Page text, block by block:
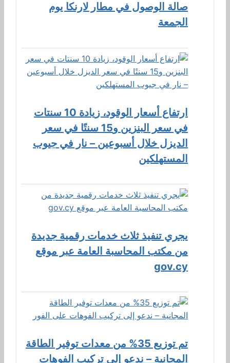
صالة الوصول في مطار لارنكا يوم
الجمعة
ارتفاع أسعار الوقود، زيادة 10 سنتات
في سعر البنزين و15 سنتًا في سعر
الديزل خلال أسبوعين – نار في جيوب
المستهلكين
يجري تنفيذ ثلاث خدمات رقمية جديدة
من مكتب المحاسبة العامة عبر موقع
gov.cy
تم توزيع 35% من معدات توفير الطاقة
المجانية – ندعو إلى تركيب الفوهات